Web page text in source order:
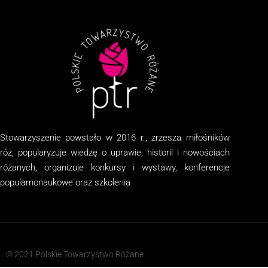
Stowarzyszenie powstało w 2016 r., zrzesza miłośników
róż, popularyzuje wiedzę o uprawie, historii i nowościach
różanych, organizuje konkursy i wystawy, konferencje
popularnonaukowe oraz szkolenia
© 2021 Polskie Towarzystwo Różane